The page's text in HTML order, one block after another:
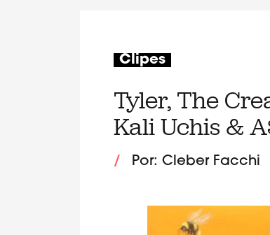
Clipes
Tyler, The
Kali Uchis &
/ Por: Cleber Facchi